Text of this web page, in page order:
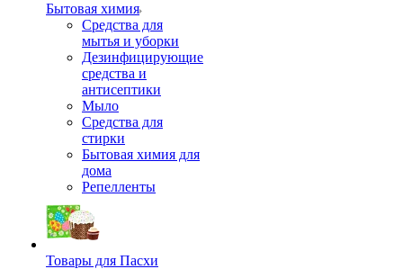
Бытовая химия
Средства для
мытья и уборки
Дезинфицирующие
средства и
антисептики
Мыло
Средства для
стирки
Бытовая химия для
дома
Репелленты
Товары для Пасхи